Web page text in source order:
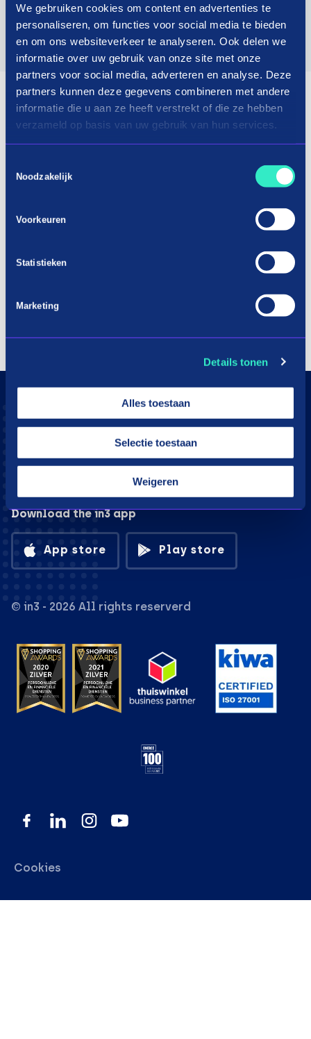
We gebruiken cookies om content en advertenties te
personaliseren, om functies voor social media te bieden
en om ons websiteverkeer te analyseren. Ook delen we
informatie over uw gebruik van onze site met onze
partners voor social media, adverteren en analyse. Deze
partners kunnen deze gegevens combineren met andere
informatie die u aan ze heeft verstrekt of die ze hebben
verzameld op basis van uw gebruik van hun services.
Noodzakelijk
Voorkeuren
Statistieken
Marketing
Details tonen
Alles toestaan
Selectie toestaan
Weigeren
Download the in3 app
App store Play store
© in3 - 2026 All rights reserverd
Cookies